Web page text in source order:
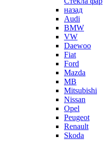
назад
Audi
BMW
VW
Daewoo
Fiat
Ford
Mazda
MB
Mitsubishi
Nissan
Opel
Peugeot
Renault
Skoda